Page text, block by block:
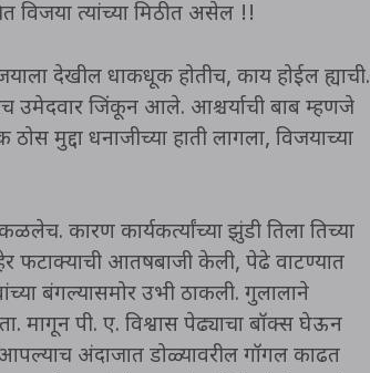
विजया त्यांच्या मिठीत असेल !!
देखील धाकधूक होतीच, काय होईल ह्याची.
उमेदवार जिंकून आले. आश्चर्याची बाब म्हणजे
मुद्दा धनाजीच्या हाती लागला, विजयाच्या
कारण कार्यकर्त्यांच्या झुंडी तिला तिच्या
फटाक्याची आतषबाजी केली, पेढे वाटण्यात
बंगल्यासमोर उभी ठाकली. गुलालाने
मागून पी. ए. विश्वास पेढ्याचा बॉक्स घेऊन
अंदाजात डोळ्यावरील गॉगल काढत